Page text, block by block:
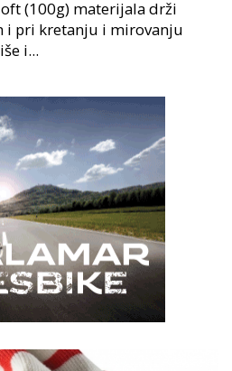
(100g) materijala drži
pri kretanju i mirovanju
i...